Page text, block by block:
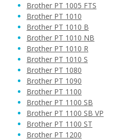
Brother PT 1005 FTS
Brother PT 1010
Brother PT 1010 B
Brother PT 1010 NB
Brother PT 1010 R
Brother PT 1010 S
Brother PT 1080
Brother PT 1090
Brother PT 1100
Brother PT 1100 SB
Brother PT 1100 SB VP
Brother PT 1100 ST
Brother PT 1200